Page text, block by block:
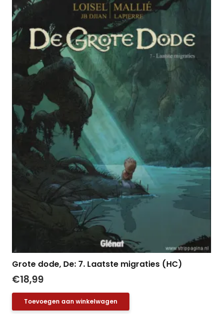
Grote dode, De: 7. Laatste migraties (HC)
€18,99
Toevoegen aan winkelwagen